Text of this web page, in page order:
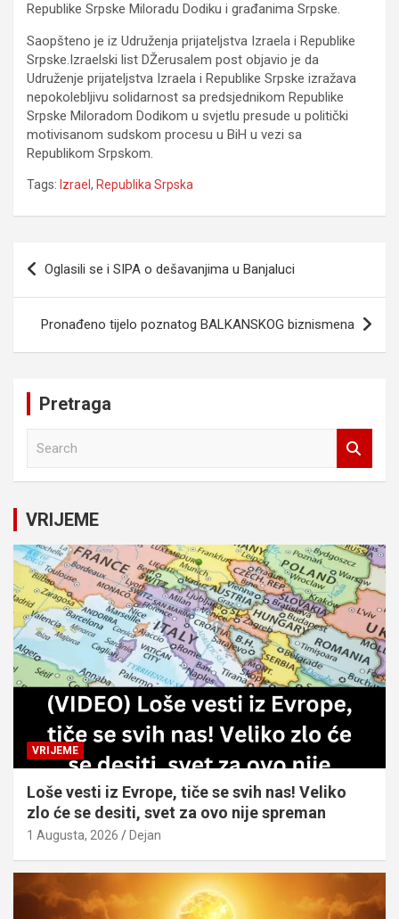
Republike Srpske Miloradu Dodiku i građanima Srpske.
Saopšteno je iz Udruženja prijateljstva Izraela i Republike
Srpske.Izraelski list DŽerusalem post objavio je da
Udruženje prijateljstva Izraela i Republike Srpske izražava
nepokolebljivu solidarnost sa predsjednikom Republike
Srpske Miloradom Dodikom u svjetlu presude u politički
motivisanom sudskom procesu u BiH u vezi sa
Republikom Srpskom.
Tags: Izrael , Republika Srpska
Navigacija
članaka
Oglasili se i SIPA o dešavanjima u Banjaluci
Pronađeno tijelo poznatog BALKANSKOG biznismena
Pretraga
c
h
VRIJEME
VRIJEME
Loše vesti iz Evrope, tiče se svih nas! Veliko
zlo će se desiti, svet za ovo nije spreman
1 Augusta, 2026 Dejan